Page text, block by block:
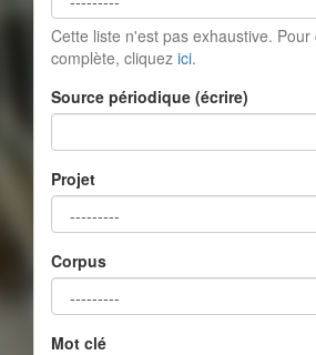
Cette liste n'est pas exhaustive. Pour
complète, cliquez ici.
Source périodique (écrire)
Projet
Corpus
Mot clé